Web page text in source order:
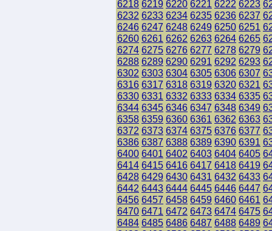
6218 6219 6220 6221 6222 6223
6232 6233 6234 6235 6236 6237
6246 6247 6248 6249 6250 6251
6260 6261 6262 6263 6264 6265
6274 6275 6276 6277 6278 6279
6288 6289 6290 6291 6292 6293
6302 6303 6304 6305 6306 6307
6316 6317 6318 6319 6320 6321
6330 6331 6332 6333 6334 6335
6344 6345 6346 6347 6348 6349
6358 6359 6360 6361 6362 6363
6372 6373 6374 6375 6376 6377
6386 6387 6388 6389 6390 6391
6400 6401 6402 6403 6404 6405
6414 6415 6416 6417 6418 6419
6428 6429 6430 6431 6432 6433
6442 6443 6444 6445 6446 6447
6456 6457 6458 6459 6460 6461
6470 6471 6472 6473 6474 6475
6484 6485 6486 6487 6488 6489